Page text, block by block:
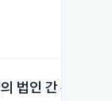
법인 간 주식 이